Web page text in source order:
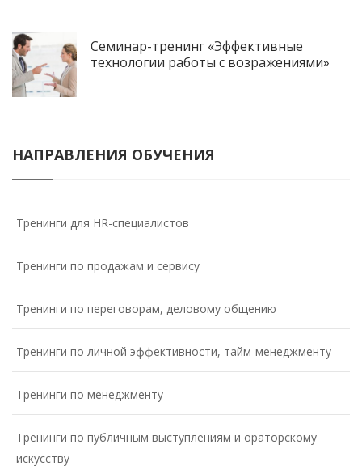
Семинар-тренинг «Эффективные
технологии работы с возражениями»
НАПРАВЛЕНИЯ ОБУЧЕНИЯ
Тренинги для HR-специалистов
Тренинги по продажам и сервису
Тренинги по переговорам, деловому общению
Тренинги по личной эффективности, тайм-менеджменту
Тренинги по менеджменту
Тренинги по публичным выступлениям и ораторскому
искусству